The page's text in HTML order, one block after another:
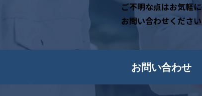
ご不明な点はお気軽に
お問い合わせください
お問い合わせ